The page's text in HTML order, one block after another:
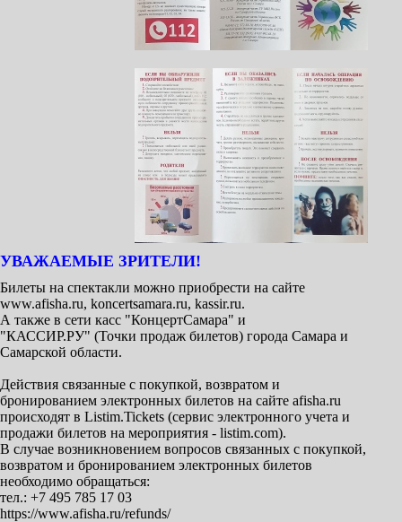
УВАЖАЕМЫЕ ЗРИТЕЛИ!
Билеты на спектакли можно приобрести на сайте
www.afisha.ru, koncertsamara.ru, kassir.ru.
А также в сети касс "КонцертСамара" и
"КАССИР.РУ" (Точки продаж билетов) города Самара и
Самарской области.
Действия связанные с покупкой, возвратом и
бронированием электронных билетов на сайте afisha.ru
происходят в Listim.Tickets (сервис электронного учета и
продажи билетов на мероприятия - listim.com).
В случае возникновением вопросов связанных с покупкой,
возвратом и бронированием электронных билетов
необходимо обращаться:
тел.: +7 495 785 17 03
https://www.afisha.ru/refunds/